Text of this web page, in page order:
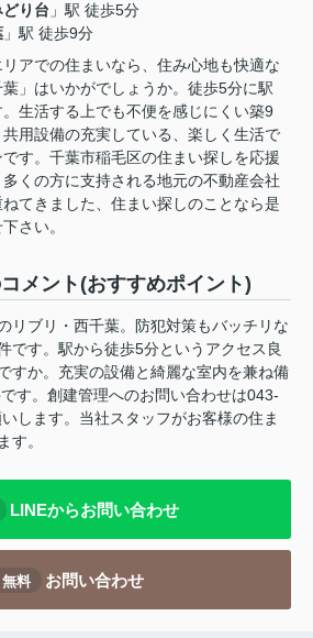
どり台 」駅 徒歩5分
」駅 徒歩9分
アでの住まいなら、住み心地も快適な
葉」はいかがでしょうか。徒歩5分に駅
生活する上でも不便を感じにくい築9
用設備の充実している、楽しく生活で
す。千葉市稲毛区の住まい探しを応援
くの方に支持される地元の不動産会社
てきました、住まい探しのことなら是
さい。
メント(おすすめポイント)
リブリ・西千葉。防犯対策もバッチリな
です。駅から徒歩5分というアクセス良
すか。充実の設備と綺麗な室内を兼ね備
す。創建管理へのお問い合わせは043-
します。当社スタッフがお客様の住ま
す。
LINEからお問い合わせ
無料 お問い合わせ